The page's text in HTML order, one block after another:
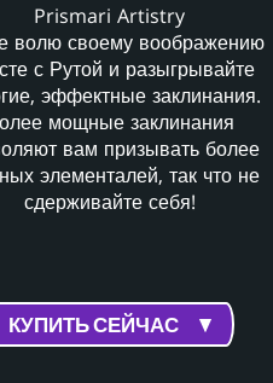
Prismari Artistry
волю своему воображению
с Рутой и разыгрывайте
эффектные заклинания.
мощные заклинания
вам призывать более
элементалей, так что не
сдерживайте себя!
КУПИТЬ СЕЙЧАС